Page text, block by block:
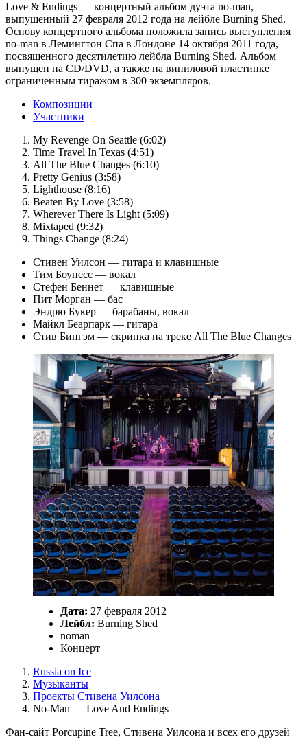
Love & Endings — концертный альбом дуэта no-man,
выпущенный 27 февраля 2012 года на лейбле Burning Shed.
Основу концертного альбома положила запись выступления
no-man в Лемингтон Спа в Лондоне 14 октября 2011 года,
посвященного десятилетию лейбла Burning Shed. Альбом
выпущен на CD/DVD, а также на виниловой пластинке
ограниченным тиражом в 300 экземпляров.
Композиции
Участники
My Revenge On Seattle (6:02)
Time Travel In Texas (4:51)
All The Blue Changes (6:10)
Pretty Genius (3:58)
Lighthouse (8:16)
Beaten By Love (3:58)
Wherever There Is Light (5:09)
Mixtaped (9:32)
Things Change (8:24)
Стивен Уилсон — гитара и клавишные
Тим Боунесс — вокал
Стефен Беннет — клавишные
Пит Морган — бас
Эндрю Букер — барабаны, вокал
Майкл Беарпарк — гитара
Стив Бингэм — скрипка на треке All The Blue Changes
Дата: 27 февраля 2012
Лейбл: Burning Shed
noman
Концерт
Russia on Ice
Музыканты
Проекты Стивена Уилсона
No-Man — Love And Endings
Фан-сайт Porcupine Tree, Стивена Уилсона и всех его друзей